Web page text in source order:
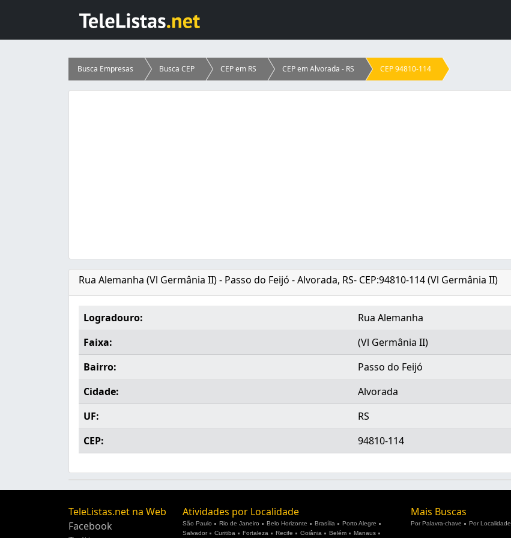
Busca Empresas Busca CEP CEP em RS CEP em Alvorada - RS CEP 94810-114
Rua Alemanha (Vl Germânia II) - Passo do Feijó - Alvorada, RS- CEP:94810-114 (Vl Germânia II)
Logradouro:
Rua Alemanha
Faixa:
(Vl Germânia II)
Bairro:
Passo do Feijó
Cidade:
Alvorada
UF:
RS
CEP:
94810-114
TeleListas.net na Web
Facebook
Atividades por Localidade
São Paulo Rio de Janeiro Belo Horizonte Brasília
Porto Alegre
Salvador
Curitiba Fortaleza Recife Goiânia Belém Manaus
Mais Buscas
Por Palavra-chave Por Localidade